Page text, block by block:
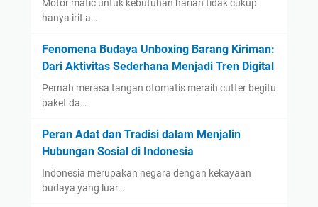
Motor matic untuk kebutuhan harian tidak cukup
hanya irit a…
Fenomena Budaya Unboxing Barang Kiriman:
Dari Aktivitas Sederhana Menjadi Tren Digital
Pernah merasa tangan otomatis meraih cutter begitu
paket da…
Peran Adat dan Tradisi dalam Menjalin
Hubungan Sosial di Indonesia
Indonesia merupakan negara dengan kekayaan
budaya yang luar…